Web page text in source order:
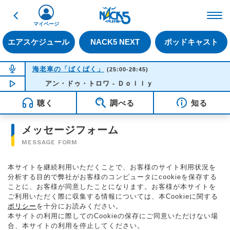
戻る
エアスケジュール NACK5 NEXT ポッドキャスト
マイページ
NOW ON AIR
海老車の「ばくばく」 (25:00-28:45)
NOW PLAYING01:34
アン・ドゥ・トロワ - Ｄｏｌｌｙ
聴く 調べる 知る
メッセージフォーム
MESSAGE FORM
本サイトを継続利用いただくことで、お客様のサイト利用状況を
分析する目的で弊社がお客様のコンピュータにcookieを保存する
ことに、お客様が同意したことになります。お客様が本サイトを
ご利用いただく際に収集する情報については、本Cookieに関する
ポリシー を十分にお読みください。
本サイトの利用に際してのCookieの保存にご同意いただけない場
合、本サイトの利用を停止してください。